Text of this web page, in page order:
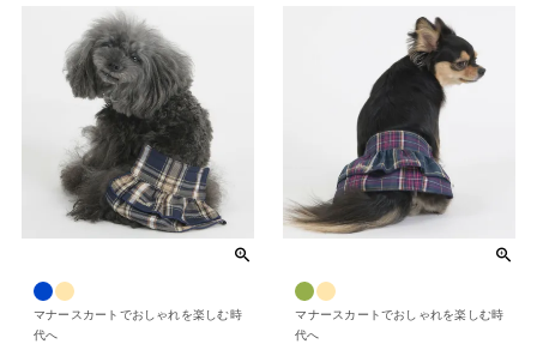
マナースカートでおしゃれを楽しむ時
代へ
マナースカートでおしゃれを楽しむ時
代へ